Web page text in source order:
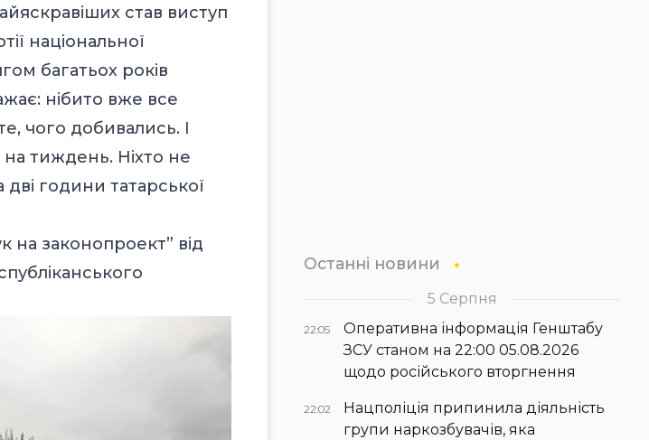
став виступ
національної
багатьох років
нібито вже все
чого добивались. І
тиждень. Ніхто не
години татарської
на законопроект” від
Останні новини
5 Серпня
22:05
Оперативна інформація Генштабу
ЗСУ станом на 22:00 05.08.2026
щодо російського вторгнення
22:02
Нацполіція припинила діяльність
групи наркозбувачів, яка